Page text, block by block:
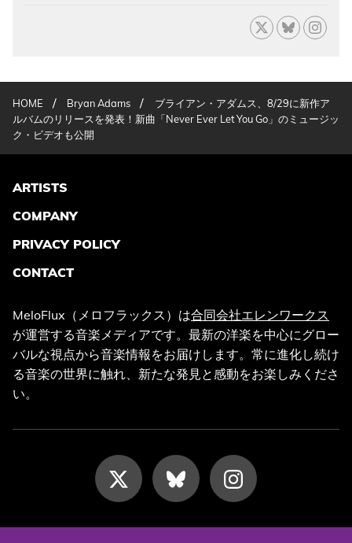
HOME / Bryan Adams /
ブライアン・アダムス、8/29に新作ア
ルバムのリリースを発表！新曲「Never Ever Let You Go」のミュージッ
ク・ビデオも公開
ARTISTS
COMPANY
PRIVACY POLICY
CONTACT
MeloFlux（メロフラックス）は合同会社エレンワークス
が運営する音楽メディアです。最新の洋楽を中心にグロー
バルな視点から音楽情報をお届けします。常に進化し続け
る音楽の世界に触れ、新たな発見と感動をお楽しみくださ
い。